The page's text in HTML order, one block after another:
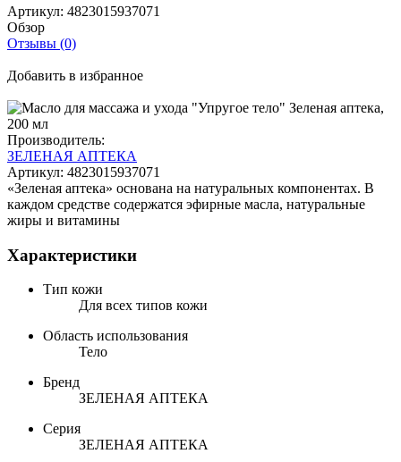
Артикул: 4823015937071
Обзор
Отзывы (0)
Добавить в избранное
Производитель:
ЗЕЛЕНАЯ АПТЕКА
Артикул: 4823015937071
«Зеленая аптека» основана на натуральных компонентах. В
каждом средстве содержатся эфирные масла, натуральные
жиры и витамины
Характеристики
Тип кожи
Для всех типов кожи
Область использования
Тело
Бренд
ЗЕЛЕНАЯ АПТЕКА
Серия
ЗЕЛЕНАЯ АПТЕКА